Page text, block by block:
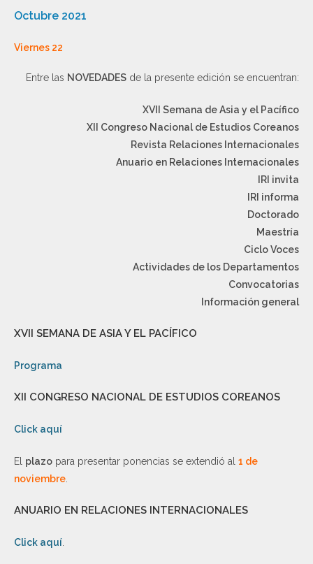
Octubre 2021
Viernes 22
Entre las NOVEDADES de la presente edición se encuentran:
XVII Semana de Asia y el Pacífico
XII Congreso Nacional de Estudios Coreanos
Revista Relaciones Internacionales
Anuario en Relaciones Internacionales
IRI invita
IRI informa
Doctorado
Maestría
Ciclo Voces
Actividades de los Departamentos
Convocatorias
Información general
XVII SEMANA DE ASIA Y EL PACÍFICO
Programa
XII CONGRESO NACIONAL DE ESTUDIOS COREANOS
Click aquí
El plazo para presentar ponencias se extendió al 1 de
noviembre
ANUARIO EN RELACIONES INTERNACIONALES
Click aquí